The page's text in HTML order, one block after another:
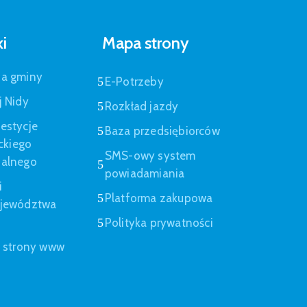
gminy
Nidy
strony www
Mapa strony
E-Potrzeby
Rozkład jazdy
Baza przedsiębiorców
SMS-owy system
powiadamiania
Platforma zakupowa
Polityka prywatności